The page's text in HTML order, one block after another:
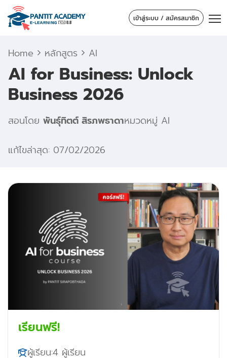
เข้าสู่ระบบ / สมัครสมาชิก
Home หลักสูตร AI
AI for Business: Unlock
Business 2026
สอนโดย พันธุ์ทิตต์ สิรภพธาดาหมวดหมู่ AI
แก้ไขล่าสุด: 07/02/2026
เรียนฟรี!
ผู้เรียน:4 ผู้เรียน